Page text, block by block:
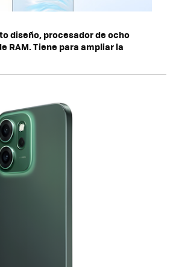
diseño, procesador de ocho
RAM. Tiene para ampliar la